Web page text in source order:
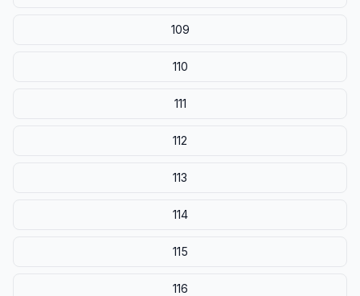
109
110
111
112
113
114
115
116